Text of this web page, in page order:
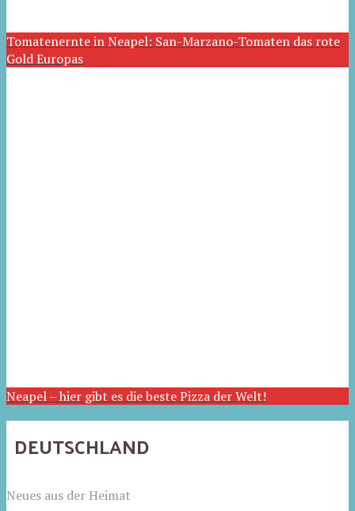
Tomatenernte in Neapel: San-Marzano-Tomaten das rote
Gold Europas
Neapel – hier gibt es die beste Pizza der Welt!
DEUTSCHLAND
Neues aus der Heimat